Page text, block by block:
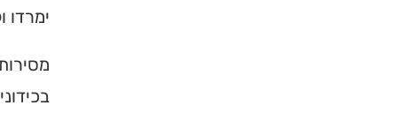
ימרדו